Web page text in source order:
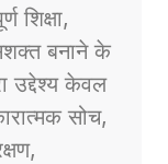
शिक्षा,
बनाने के
उद्देश्य केवल
सोच,